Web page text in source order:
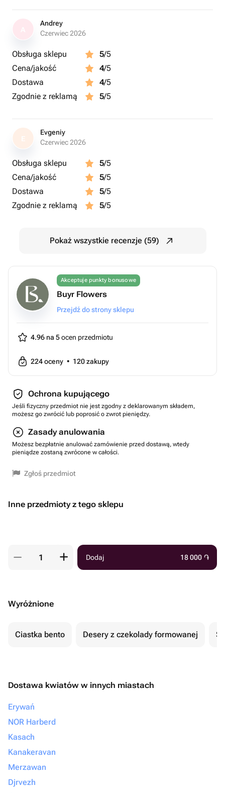
Andrey
Czerwiec 2026
Obsługa sklepu 5/5
Cena/jakość
4/5
Dostawa
4/5
Zgodnie z reklamą
5/5
E
Evgeniy
Czerwiec 2026
Obsługa sklepu 5/5
Cena/jakość
5/5
Dostawa
5/5
Zgodnie z reklamą
5/5
Pokaż wszystkie recenzje (59)
Akceptuje punkty bonusowe
Buyr Flowers
Przejdź do strony sklepu
4.96 na 5ocen przedmiotu
224oceny • 120zakupy
Ochrona kupującego
Jeśli fizyczny przedmiot nie jest zgodny z deklarowanym składem,
możesz go zwrócić lub poprosić o zwrot pieniędzy.
Zasady anulowania
Możesz bezpłatnie anulować zamówienie przed dostawą, wtedy
pieniądze zostaną zwrócone w całości.
Zgłoś przedmiot
Inne przedmioty z tego sklepu
Dodaj 18 000 ֏
Wyróżnione
Ciastka bento Desery z czekolady formowanej
Dostawa kwiatów w innych miastach
Erywań
NOR Harberd
Kasach
Kanakeravan
Merzawan
Djrvezh